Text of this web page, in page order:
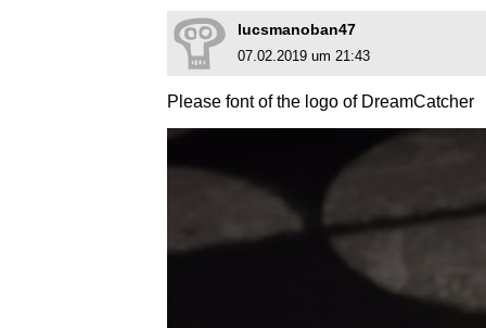
lucsmanoban47
07.02.2019 um 21:43
Please font of the logo of DreamCatcher